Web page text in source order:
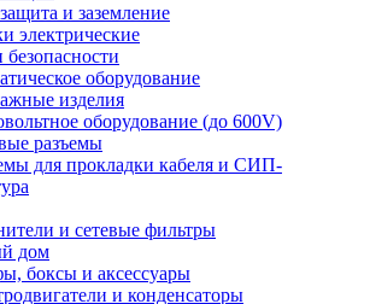
и заземление
электрические
безопасности
оборудование
изделия
оборудование (до 600V)
разъемы
для прокладки кабеля и СИП-
и сетевые фильтры
дом
боксы и аксессуары
и конденсаторы